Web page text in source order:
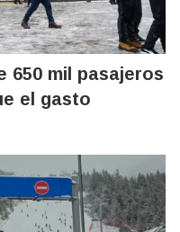
650 mil pasajeros
el gasto